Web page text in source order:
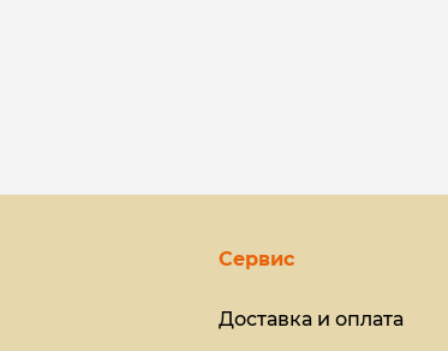
Сервис
Доставка и оплата